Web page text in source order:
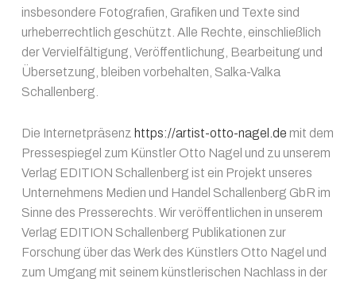
insbesondere Fotografien, Grafiken und Texte sind
urheberrechtlich geschützt. Alle Rechte, einschließlich
der Vervielfältigung, Veröffentlichung, Bearbeitung und
Übersetzung, bleiben vorbehalten, Salka-Valka
Schallenberg.
Die Internetpräsenz https://artist-otto-nagel.de mit dem
Pressespiegel zum Künstler Otto Nagel und zu unserem
Verlag EDITION Schallenberg ist ein Projekt unseres
Unternehmens Medien und Handel Schallenberg GbR im
Sinne des Presserechts. Wir veröffentlichen in unserem
Verlag EDITION Schallenberg Publikationen zur
Forschung über das Werk des Künstlers Otto Nagel und
zum Umgang mit seinem künstlerischen Nachlass in der